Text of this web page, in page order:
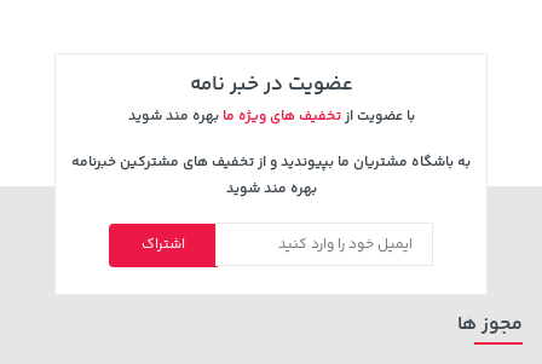
خرید
عضویت در خبر نامه
با عضویت ازتخفیف های ویژه ما بهره مند شوید
به باشگاه مشتریان ما بپیوندید و از تخفیف های مشترکین خبرنامه
بهره مند شوید
اشتراک
مجوز ها